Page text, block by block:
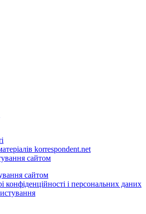
korrespondent.net
сайтом
сайтом
конфіденційності і персональних даних